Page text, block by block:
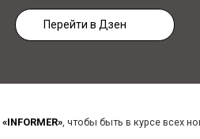
Перейти в Дзен
«INFORMER», чтобы быть в курсе всех